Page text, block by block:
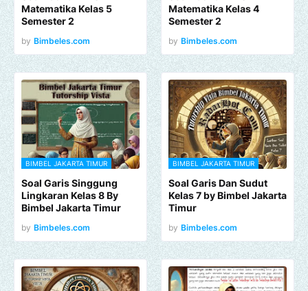
Matematika Kelas 5
Semester 2
by Bimbeles.com
Matematika Kelas 4
Semester 2
by Bimbeles.com
BIMBEL JAKARTA TIMUR
Soal Garis Singgung
Lingkaran Kelas 8 By
Bimbel Jakarta Timur
by Bimbeles.com
BIMBEL JAKARTA TIMUR
Soal Garis Dan Sudut
Kelas 7 by Bimbel Jakarta
Timur
by Bimbeles.com